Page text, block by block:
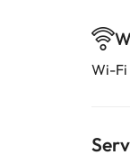
Wi-Fi